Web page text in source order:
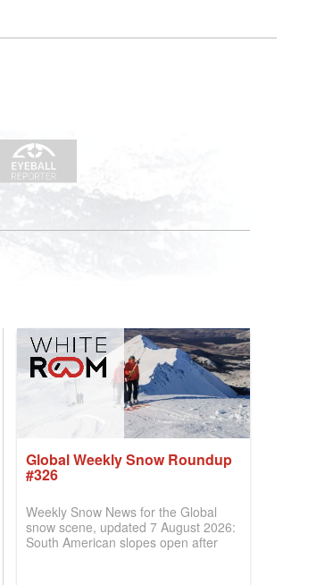
Global Weekly Snow Roundup
#326
Weekly Snow News for the Global
snow scene, updated 7 August 2026:
South American slopes open after